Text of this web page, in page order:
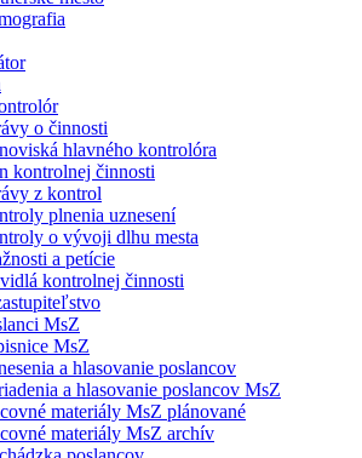
o činnosti
hlavného kontrolóra
kontrolnej činnosti
z kontrol
plnenia uznesení
o vývoji dlhu mesta
a petície
kontrolnej činnosti
MsZ
MsZ
a hlasovanie poslancov
a hlasovanie poslancov MsZ
materiály MsZ plánované
materiály MsZ archív